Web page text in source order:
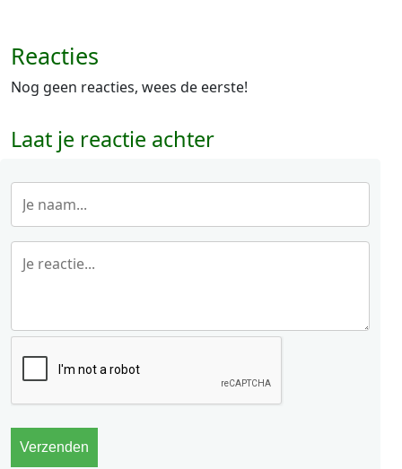
Reacties
Nog geen reacties, wees de eerste!
Laat je reactie achter